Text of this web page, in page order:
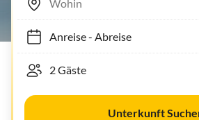
Anreise- Abreise
Unterkunft